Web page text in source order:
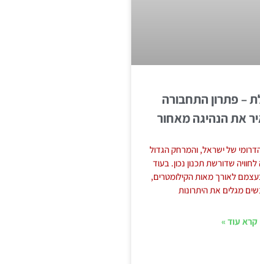
– פתרון התחבורה
את הנהיגה מאחור
של ישראל, והמרחק הגדול
שדורשת תכנון נכון. בעוד
לאורך מאות הקילומטרים,
מגלים את היתרונות
קרא עוד »